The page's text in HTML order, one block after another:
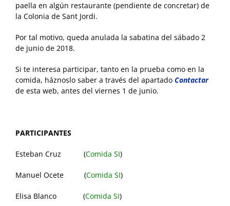
paella en algún restaurante (pendiente de concretar) de
la Colonia de Sant Jordi.
Por tal motivo, queda anulada la sabatina del sábado 2
de junio de 2018.
Si te interesa participar, tanto en la prueba como en la
comida, háznoslo saber a través del apartado Contactar
de esta web, antes del viernes 1 de junio.
PARTICIPANTES
Esteban Cruz (Comida SI)
Manuel Ocete (Comida SI)
Elisa Blanco (Comida SI)